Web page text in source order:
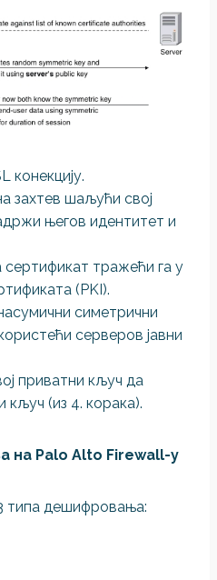
конекцију.
захтев шаљући свој
његов идентитет и
сертификат тражећи га у
(PKI).
симетрични
серверов јавни
приватни кључ да
кључ (из 4. корака).
на Palo Alto Firewall-у
типа дешифровања: